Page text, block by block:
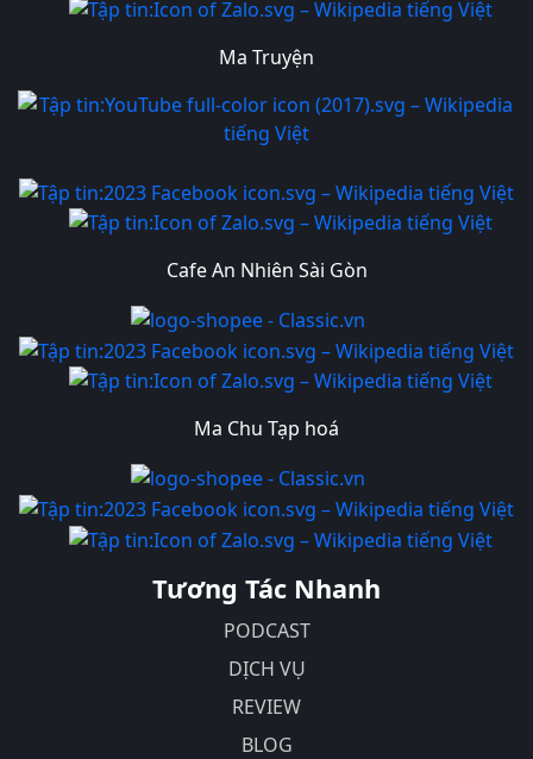
Ma Truyện
Cafe An Nhiên Sài Gòn
Ma Chu Tạp hoá
Tương Tác Nhanh
PODCAST
DỊCH VỤ
REVIEW
BLOG